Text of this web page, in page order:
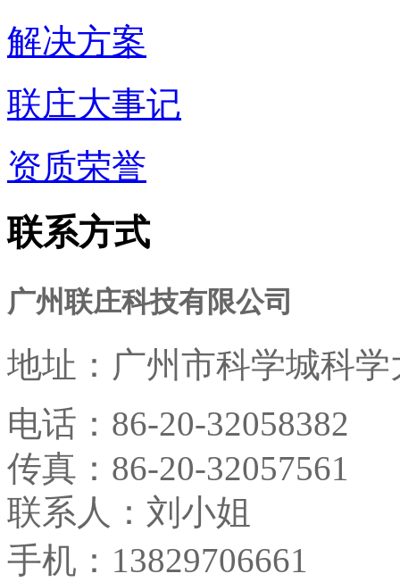
解决方案
联庄大事记
资质荣誉
联系方式
广州联庄科技有限公司
地址： 广州市科学城科
电话： 86-20-32058382
传真： 86-20-32057561
联系人：刘小姐
手机：13829706661